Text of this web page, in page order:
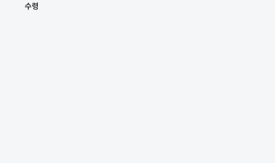
수령